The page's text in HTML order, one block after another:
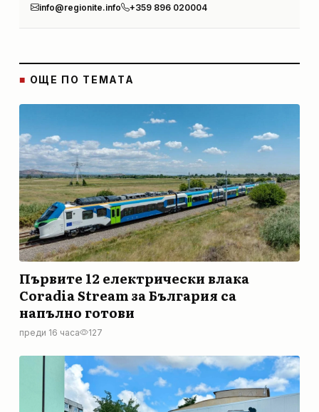
info@regionite.info +359 896 020004
■ ОЩЕ ПО ТЕМАТА
Първите 12 електрически влака
Coradia Stream за България са
напълно готови
преди 16 часа 127